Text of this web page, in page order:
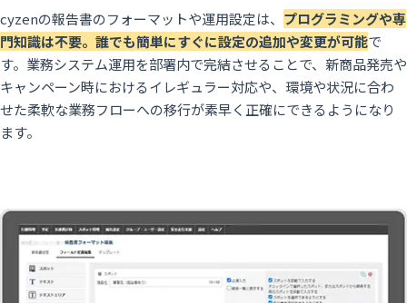
cyzenの報告書のフォーマットや運用設定は、 プログラミングや専
門知識は不要。誰でも簡単にすぐに設定の追加や変更が可能で
す。業務システム運用を部署内で完結させることで、新商品発売や
キャンペーン時におけるイレギュラー対応や、環境や状況に合わ
せた柔軟な業務フローへの移行が素早く正確にできるようになり
ます。